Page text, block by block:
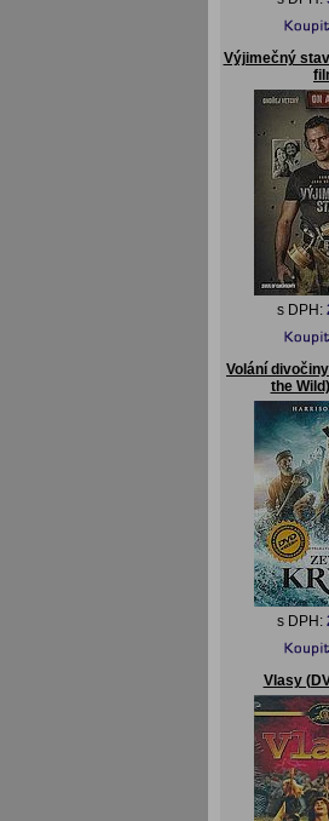
Výjimečný
s DPH:
Volání
the
s DPH:
Vlasy